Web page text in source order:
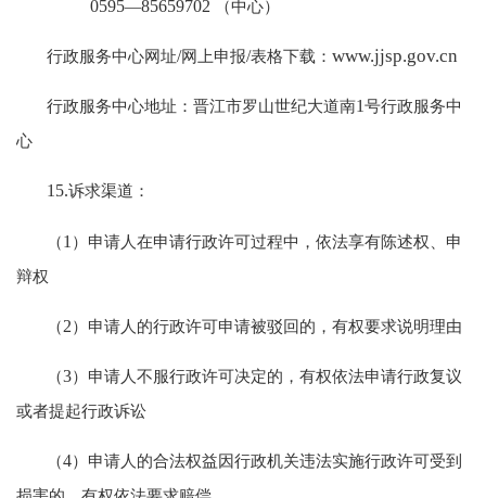
0595—85659702 （中心）
行政服务中心网址/网上申报/表格下载：www.jjsp.gov.cn
行政服务中心地址：晋江市罗山世纪大道南1号行政服务中
心
15.诉求渠道：
（1 ）申请人在申请行政许可过程中，依法享有陈述权、申
辩权
（2）申请人的行政许可申请被驳回的，有权要求说明理由
（3）申请人不服行政许可决定的，有权依法申请行政复议
或者提起行政诉讼
（4）申请人的合法权益因行政机关违法实施行政许可受到